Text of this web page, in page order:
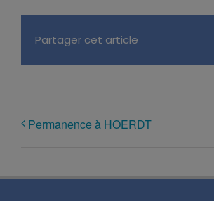
Partager cet article
Permanence à HOERDT